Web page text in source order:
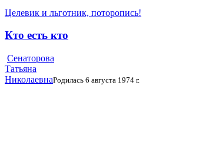
Целевик и льготник, поторопись!
Кто есть кто
Сенаторова
Татьяна
НиколаевнаРодилась 6 августа 1974 г.